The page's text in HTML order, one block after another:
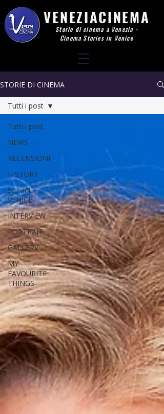
Storie di cinema a Venezia -
Cinema Stories in Venice
VENEZIACINEMA
STORIE DI CINEMA
Tutti i post
NEWS
RECENSIONI
HISTORY
SET IN
VENICE
INTERVIEW
PORTRAIT
GALLERY
MY
FAVOURITE
THINGS
Tutti i post